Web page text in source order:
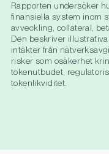
Rapporten undersöker
finansiella system inom
avveckling, collateral,
Den beskriver
intäkter från
risker som osäkerhet
tokenutbudet,
tokenlikviditet.